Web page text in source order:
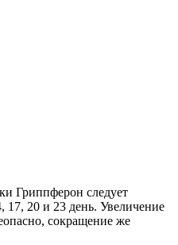
Гриппферон следует
17, 20 и 23 день. Увеличение
сокращение же